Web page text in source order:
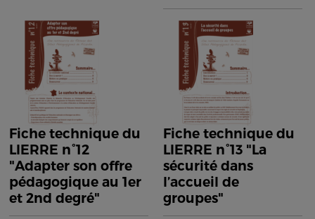
Fiche technique du
LIERRE n°12
"Adapter son offre
pédagogique au 1er
et 2nd degré"
Fiche technique du
LIERRE n°13 "La
sécurité dans
l’accueil de
groupes"